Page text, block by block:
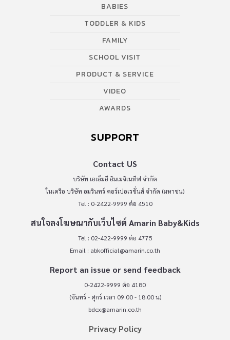
BABIES
TODDLER & KIDS
FAMILY
SCHOOL VISIT
PRODUCT & SERVICE
VIDEO
AWARDS
SUPPORT
Contact US
บริษัท เอเอ็มอี อิมเมจิเนทีฟ จำกัด
ในเครือ บริษัท อมรินทร์ คอร์เปอเรชั่นส์ จำกัด (มหาชน)
Tel : 0-2422-9999 ต่อ 4510
สนใจลงโฆษณากับเว็บไซต์ Amarin Baby&Kids
Tel : 02-422-9999 ต่อ 4775
Email : abkofficial@amarin.co.th
Report an issue or send feedback
0-2422-9999 ต่อ 4180
(จันทร์ - ศุกร์ เวลา 09.00 - 18.00 น)
bdcx@amarin.co.th
Privacy Policy